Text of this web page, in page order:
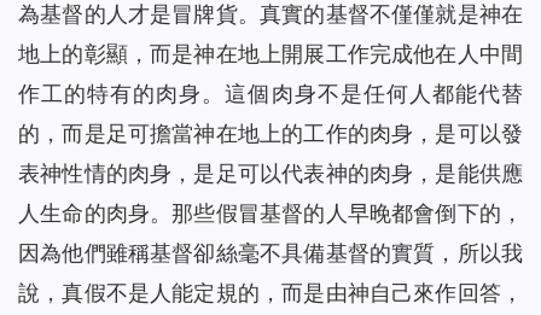
為基督的人才是冒牌貨。真實的基督不僅僅就是神在
地上的彰顯，而是神在地上開展工作完成他在人中間
作工的特有的肉身。這個肉身不是任何人都能代替
的，而是足可擔當神在地上的工作的肉身，是可以發
表神性情的肉身，是足可以代表神的肉身，是能供應
人生命的肉身。那些假冒基督的人早晚都會倒下的，
因為他們雖稱基督卻絲毫不具備基督的實質，所以我
說，真假不是人能定規的，而是由神自己來作回答，